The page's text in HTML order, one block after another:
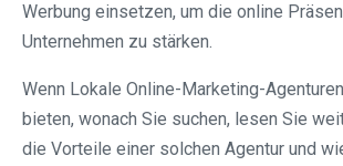
Werbung einsetzen, um die online
Unternehmen zu stärken.
Wenn Lokale Online-Marketing-
bieten, wonach Sie suchen, lesen Sie
die Vorteile einer solchen Agentur und